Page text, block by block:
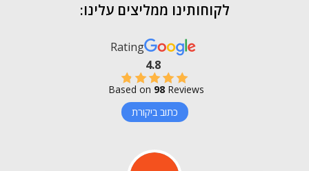
לקוחותינו ממליצים עלינו:
Rating
4.8
Based on 98 Reviews
כתוב ביקורת